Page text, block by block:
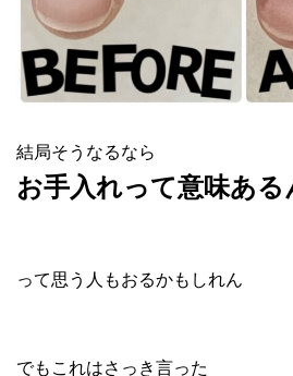
結局そうなるなら
お手入れって意味ある
って思う人もおるかもしれん
でもこれはさっき言った